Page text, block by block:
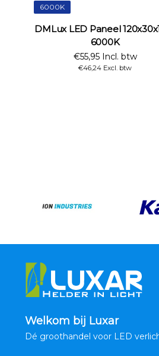
6000K
DMLux LED Paneel
6000K
€55,95 Incl. btw
€46,24 Excl. btw
Welkom bij Luxar
Dé groothandel voor LED